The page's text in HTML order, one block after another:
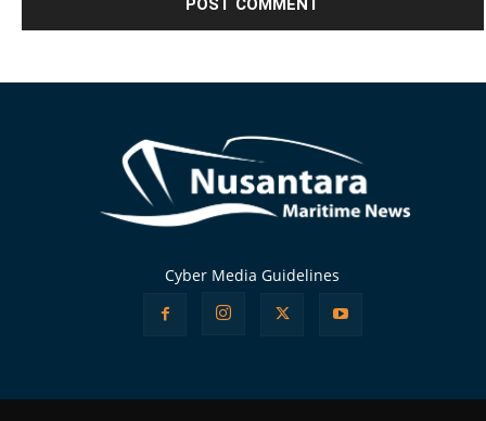
Cyber Media Guidelines